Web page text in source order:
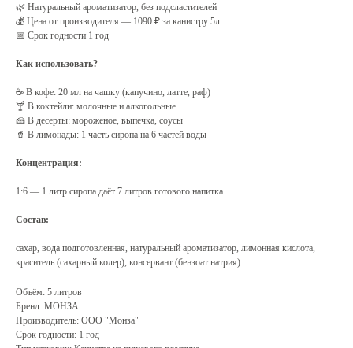
🌿 Натуральный ароматизатор, без подсластителей
💰 Цена от производителя — 1090 ₽ за канистру 5л
📅 Срок годности 1 год
Как использовать?
☕ В кофе: 20 мл на чашку (капучино, латте, раф)
🍸 В коктейли: молочные и алкогольные
🍰 В десерты: мороженое, выпечка, соусы
🥤 В лимонады: 1 часть сиропа на 6 частей воды
Концентрация:
1:6 — 1 литр сиропа даёт 7 литров готового напитка.
Состав:
сахар, вода подготовленная, натуральный ароматизатор, лимонная кислота,
краситель (сахарный колер), консервант (бензоат натрия).
Объём: 5 литров
Бренд: МОНЗА
Производитель: ООО "Монза"
Срок годности: 1 год